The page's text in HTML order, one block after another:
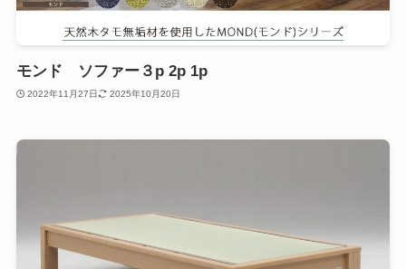
モンド ソファー３p 2p 1p
2022年11月27日 2025年10月20日